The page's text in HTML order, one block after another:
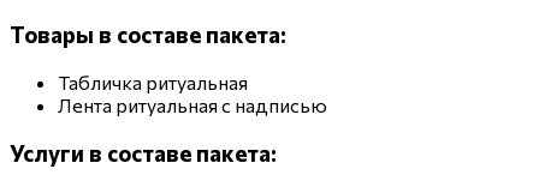
Товары в составе пакета:
Табличка ритуальная
Лента ритуальная с надписью
Услуги в составе пакета: